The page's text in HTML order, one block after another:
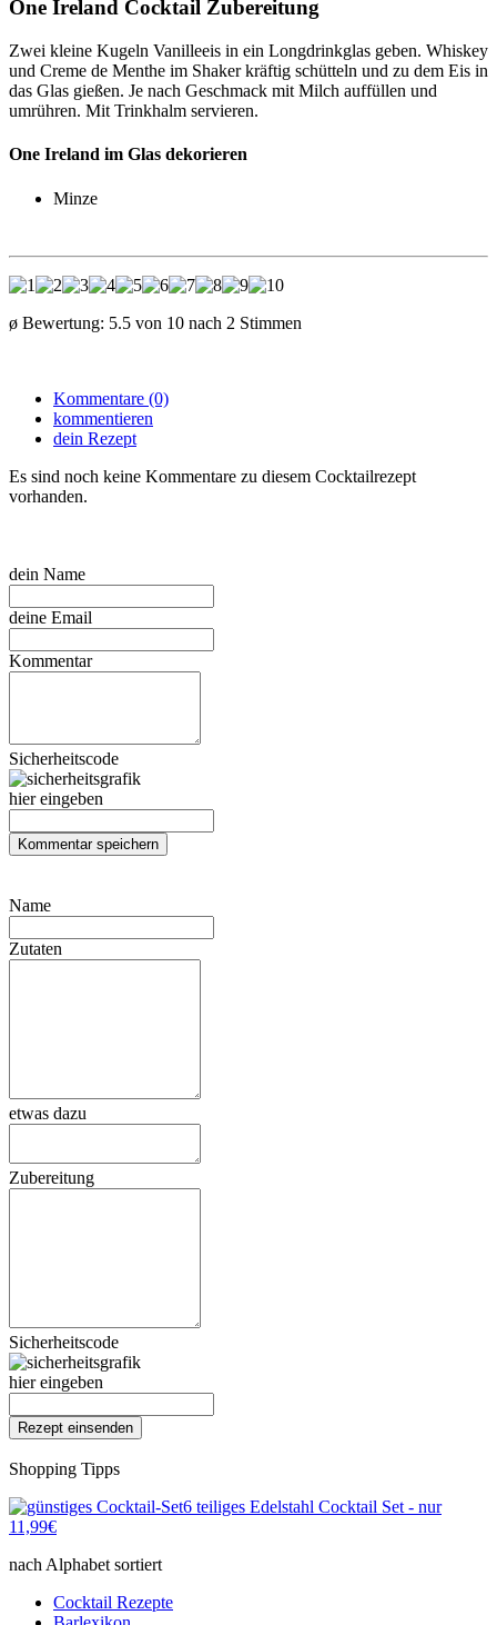
One Ireland Cocktail Zubereitung
Zwei kleine Kugeln Vanilleeis in ein Longdrinkglas geben. Whiskey
und Creme de Menthe im Shaker kräftig schütteln und zu dem Eis in
das Glas gießen. Je nach Geschmack mit Milch auffüllen und
umrühren. Mit Trinkhalm servieren.
One Ireland im Glas dekorieren
Minze
ø Bewertung: 5.5 von 10 nach 2 Stimmen
Kommentare (0)
kommentieren
dein Rezept
Es sind noch keine Kommentare zu diesem Cocktailrezept
vorhanden.
dein Name
deine Email
Kommentar
Sicherheitscode
hier eingeben
Name
Zutaten
etwas dazu
Zubereitung
Sicherheitscode
hier eingeben
Shopping Tipps
6 teiliges Edelstahl Cocktail Set - nur
11,99€
nach Alphabet sortiert
Cocktail Rezepte